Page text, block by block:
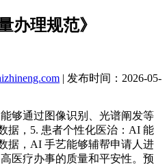
办理规范》
| 发布时间：2026-05-
通过图像识别、光谱阐发等
据，5. 患者个性化医治：AI 能
据，AI 手艺能够辅帮申请人进
医疗办事的质量和平安性。预